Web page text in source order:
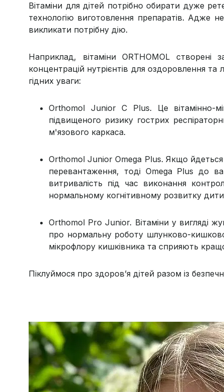
Вітаміни для дітей потрібно обирати дуже
технологію виготовлення препаратів. Адже
викликати потрібну дію.
Наприклад, вітаміни ORTHOMOL створені
концентрацій нутрієнтів для оздоровлення та
гідних уваги:
Orthomol Junior C Plus. Це вітамінно-
підвищеного ризику гострих
м'язового каркаса.
Orthomol Junior Omega Plus. Якщо йдеться
перевантаження, тоді Omega Plus до
витривалість під час виконання
нормальному когнітивному розвитку
Orthomol Pro Junior. Вітаміни у вигляді
про нормальну роботу шлунково-
мікрофлору кишківника та сприяють
Піклуймося про здоров’я дітей разом із